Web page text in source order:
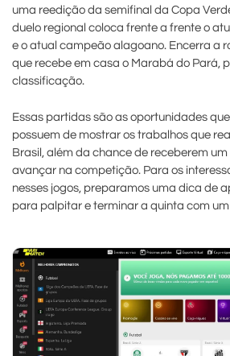
uma reedição da semifinal da Copa
duelo regional coloca frente a frente o
e o atual campeão alagoano. Encerra a
que recebe em casa o Marabá do Pará,
classificação.
Essas partidas são as oportunidades
possuem de mostrar os trabalhos que
Brasil, além da chance de receberem
avançar na competição. Para os
nesses jogos, preparamos uma dica de
para palpitar e terminar a quinta com um